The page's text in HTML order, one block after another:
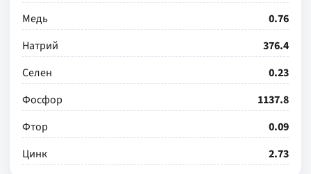
Медь
0.76
Натрий
376.4
Селен
0.23
Фосфор
1137.8
Фтор
0.09
Цинк
2.73